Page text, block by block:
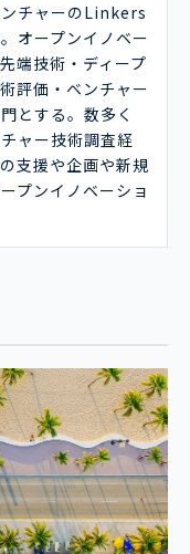
チャーのLinkers
オープンイノベー
端技術・ディープ
評価・ベンチャー
とする。数多く
ャー技術調査経
支援や企画や新規
プンイノベーショ